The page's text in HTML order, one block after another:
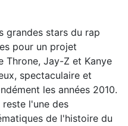
grandes stars du rap
pour un projet
Throne, Jay-Z et Kanye
spectaculaire et
les années 2010.
l'une des
de l'histoire du